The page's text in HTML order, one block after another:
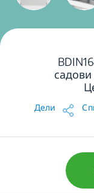
садови
Дели